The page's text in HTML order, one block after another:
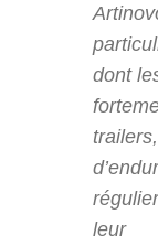
dont
leur